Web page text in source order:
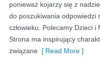
ponieważ kojarzy się z
do poszukiwania odpowiedzi
człowieku. Polecamy Dzieci i
Strona ma inspirujący
związane [ Read More ]